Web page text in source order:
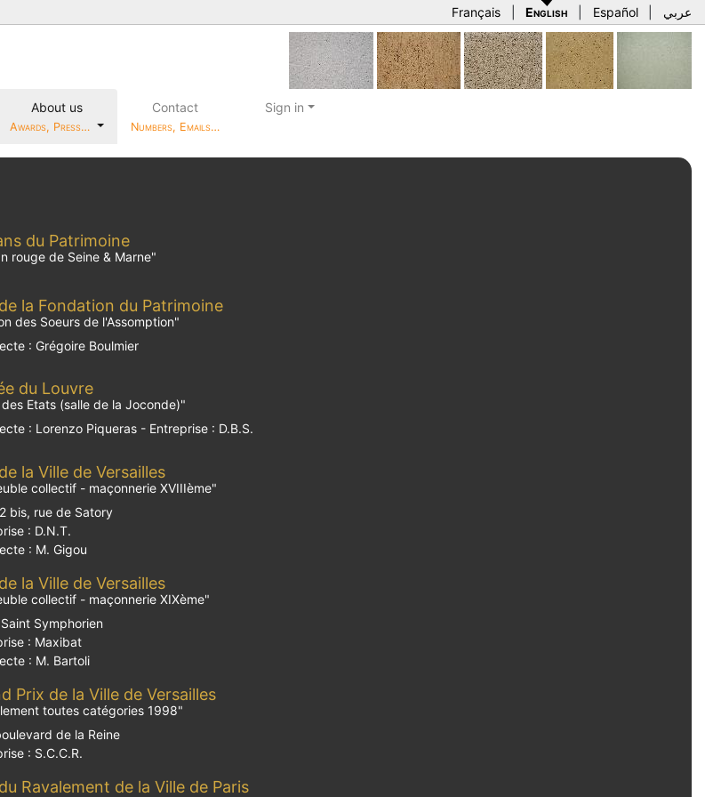
Français English Español عربي
About us
Awards, Press…
Contact
Numbers, Emails…
Sign in
du Patrimoine
rouge de Seine & Marne"
la Fondation du Patrimoine
des Soeurs de l'Assomption"
: Grégoire Boulmier
du Louvre
des Etats (salle de la Joconde)"
: Lorenzo Piqueras - Entreprise : D.B.S.
la Ville de Versailles
collectif - maçonnerie XVIIIème"
bis, rue de Satory
: D.N.T.
: M. Gigou
la Ville de Versailles
collectif - maçonnerie XIXème"
Symphorien
: Maxibat
: M. Bartoli
Prix de la Ville de Versailles
toutes catégories 1998"
de la Reine
: S.C.C.R.
Ravalement de la Ville de Paris